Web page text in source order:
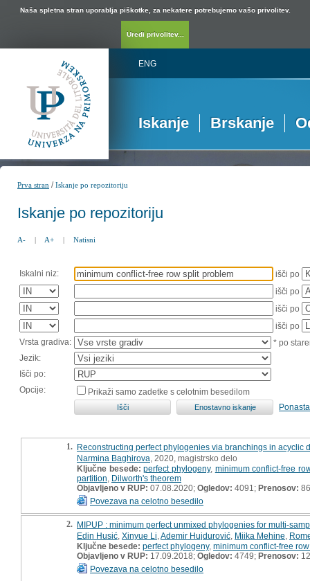
Naša spletna stran uporablja piškotke, za nekatere potrebujemo vašo privolitev.
Uredi privolitev...
ENG
Iskanje Brskanje
Prva stran /Iskanje po repozitoriju
Iskanje po repozitoriju
A- | A+ | Natisni
Iskalni niz:
išči po
išči po
išči po
išči po
Vrsta gradiva:
* po
Jezik:
Išči po:
Opcije:
Prikaži samo zadetke s celotnim besedilom
1. Reconstructing perfect phylogenies via branchings in
Narmina Baghirova , 2020, magistrsko delo
Ključne besede: perfect phylogeny, minimum conflict-free
partition Dilworth's theorem
Objavljeno v RUP: 07.08.2020; Ogledov: 4091; Prenosov: 86
Povezava na celotno besedilo
2. MIPUP : minimum perfect unmixed phylogenies for multi-
Edin Husić Xinyue Li Ademir Hujdurović Miika Mehine
Ključne besede: perfect phylogeny, minimum conflict-free
Objavljeno v RUP: 17.09.2018; Ogledov: 4749; Prenosov:
Povezava na celotno besedilo